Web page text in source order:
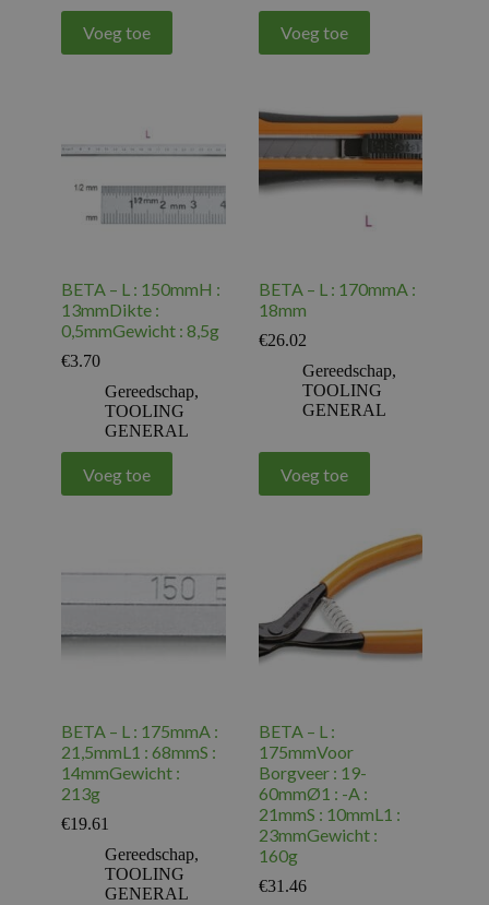
Voeg toe Voeg toe
BETA – L : 150mmH :
13mmDikte :
0,5mmGewicht : 8,5g
€3.70
Gereedschap,
TOOLING
GENERAL
Voeg toe
BETA – L : 170mmA :
18mm
€26.02
Gereedschap,
TOOLING
GENERAL
Voeg toe
BETA – L : 175mmA :
21,5mmL1 : 68mmS :
14mmGewicht :
213g
€19.61
Gereedschap,
TOOLING
GENERAL
BETA – L :
175mmVoor
Borgveer : 19-
60mmØ1 : -A :
21mmS : 10mmL1 :
23mmGewicht :
160g
€31.46